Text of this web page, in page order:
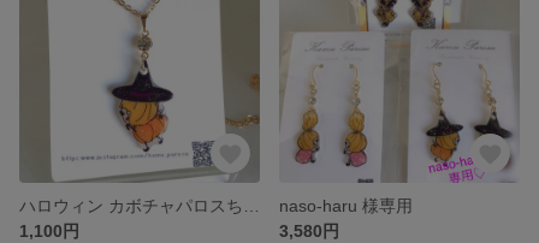
1,100円
naso-haru 様専用
3,580円